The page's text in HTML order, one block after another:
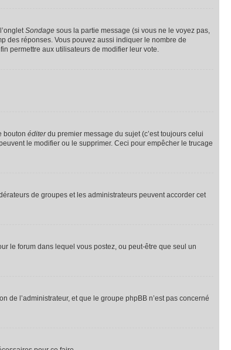
Sondage sous la partie message (si vous ne le voyez pas,
des réponses. Vous pouvez aussi indiquer le nombre de
permettre aux utilisateurs de modifier leur vote.
bouton éditerdu premier message du sujet (c’est toujours celui
le modifier ou le supprimer. Ceci pour empêcher le trucage
de groupes et les administrateurs peuvent accorder cet
le forum dans lequel vous postez, ou peut-être que seul un
l’administrateur, et que le groupe phpBB n’est pas concerné